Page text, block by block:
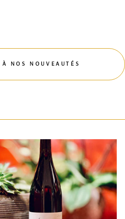
À NOS NOUVEAUTÉS